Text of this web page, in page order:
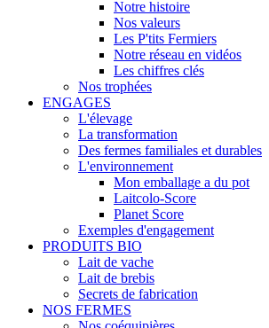
Notre histoire
Nos valeurs
Les P'tits Fermiers
Notre réseau en vidéos
Les chiffres clés
Nos trophées
ENGAGES
L'élevage
La transformation
Des fermes familiales et durables
L'environnement
Mon emballage a du pot
Laitcolo-Score
Planet Score
Exemples d'engagement
PRODUITS BIO
Lait de vache
Lait de brebis
Secrets de fabrication
NOS FERMES